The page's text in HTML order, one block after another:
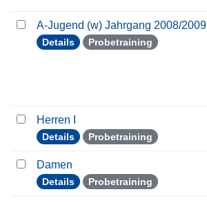
A-Jugend (w) Jahrgang 2008/2009
Details Probetraining
Herren I
Details Probetraining
Damen
Details Probetraining